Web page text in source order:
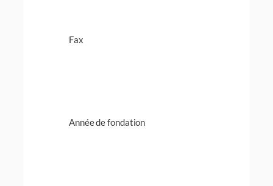
Fax
Année de fondation